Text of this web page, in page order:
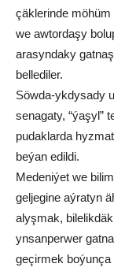
çäklerinde
we awtordaşy
arasyndaky
bellediler.
Söwda-ykdysady
senagaty, “ýaşyl”
pudaklarda
beýan edildi.
Medeniýet we
geljegine aýratyn
alyşmak,
ynsanperwer
geçirmek